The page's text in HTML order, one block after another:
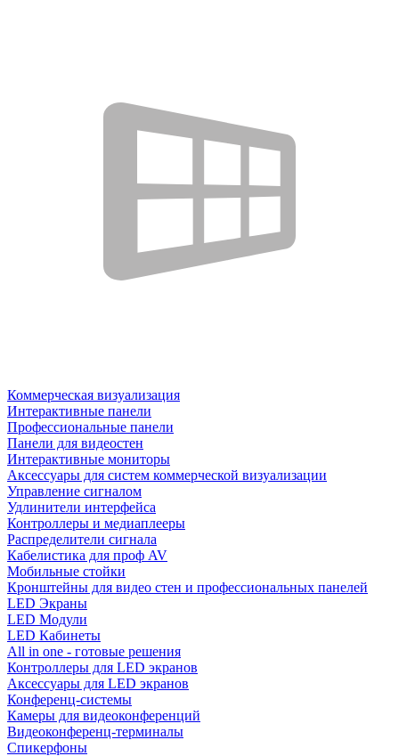
Коммерческая визуализация
Интерактивные панели
Профессиональные панели
Панели для видеостен
Интерактивные мониторы
Аксессуары для систем коммерческой визуализации
Управление сигналом
Удлинители интерфейса
Контроллеры и медиаплееры
Распределители сигнала
Кабелистика для проф AV
Мобильные стойки
Кронштейны для видео стен и профессиональных панелей
LED Экраны
LED Модули
LED Кабинеты
All in one - готовые решения
Контроллеры для LED экранов
Аксессуары для LED экранов
Конференц-системы
Камеры для видеоконференций
Видеоконференц-терминалы
Спикерфоны